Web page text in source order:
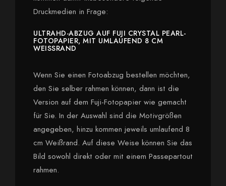
Druckmedien in Frage:
ULTRAHD-ABZUG AUF FUJI CRYSTAL PEARL-
FOTOPAPIER, MIT UMLAUFEND 8 CM
WEISSRAND
Wenn Sie einen Fotoabzug bestellen möchten,
den Sie selber rahmen können, dann ist die
Version auf dem Fuji-Fotopapier wie gemacht
für Sie. In der Auswahl sind die Motivgrößen
angegeben, hinzu kommen jeweils umlaufend 8
cm Weißrand. Auf diese Weise können Sie das
Bild sowohl direkt oder mit einem Passepartout
rahmen.